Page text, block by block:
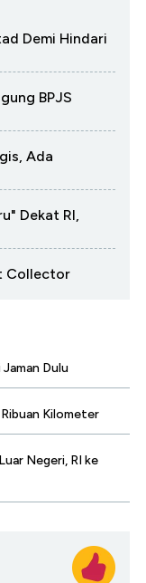
Demi Hindari
BPJS
Ada
Dekat RI,
Collector
Dulu
Kilometer
Negeri, RI ke